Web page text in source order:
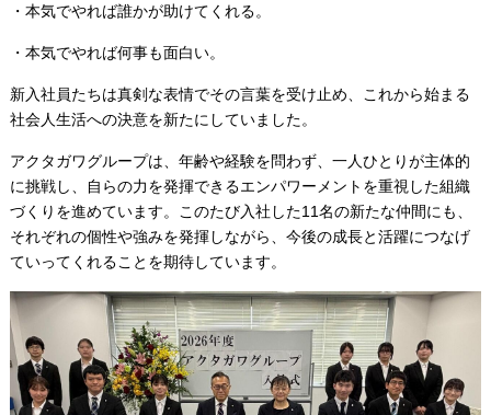
・本気でやれば誰かが助けてくれる。
・本気でやれば何事も面白い。
新入社員たちは真剣な表情でその言葉を受け止め、これから始まる
社会人生活への決意を新たにしていました。
アクタガワグループは、年齢や経験を問わず、一人ひとりが主体的
に挑戦し、自らの力を発揮できるエンパワーメントを重視した組織
づくりを進めています。このたび入社した11名の新たな仲間にも、
それぞれの個性や強みを発揮しながら、今後の成長と活躍につなげ
ていってくれることを期待しています。